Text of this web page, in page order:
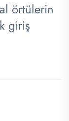
örtülerin
giriş